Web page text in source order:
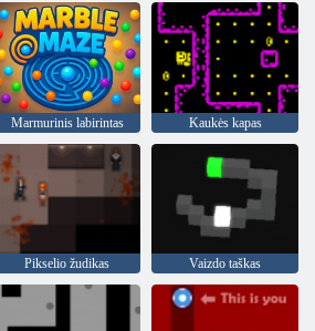
Marmurinis labirintas Kaukės kapas
Pikselio žudikas Vaizdo taškas